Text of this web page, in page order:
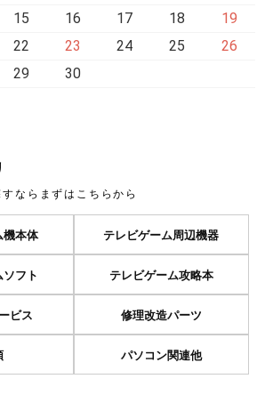
15 16 17 18
19
22 23 24 25
26
29 30
ならまずはこちらから
機本体 テレビゲーム周辺機器
ソフト テレビゲーム攻略本
ビス 修理改造パーツ
パソコン関連他